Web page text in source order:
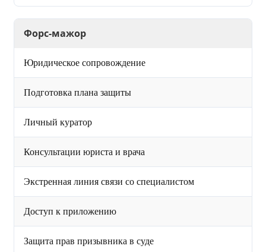
Форс-мажор
Юридическое сопровождение
Подготовка плана защиты
Личный куратор
Консультации юриста и врача
Экстренная линия связи со специалистом
Доступ к приложению
Защита прав призывника в суде